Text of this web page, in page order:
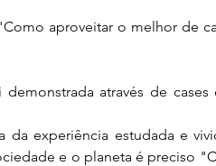
aproveitar o melhor de
através de
da experiência estudada e
e o planeta é preciso